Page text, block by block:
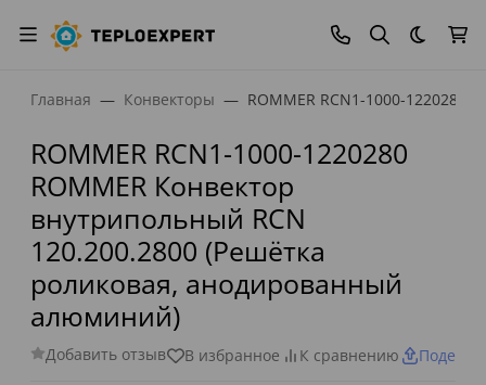
Темная
Главная Конвекторы ROMMER RCN1-1000-1220280
ROMMER RCN1-1000-1220280
ROMMER Конвектор
внутрипольный RCN
120.200.2800 (Решётка
роликовая, анодированный
алюминий)
Добавить отзыв В избранное К сравнению